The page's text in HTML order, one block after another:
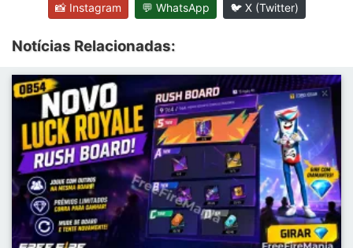
📸 Instagram 💬 WhatsApp 🐦 X (Twitter)
Notícias Relacionadas: